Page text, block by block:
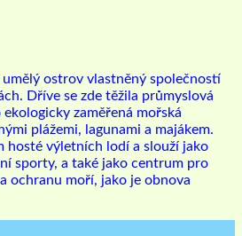
ostrov vlastněný společností
Dříve se zde těžila průmyslová
zaměřená mořská
plážemi, lagunami a majákem.
hosté výletních lodí a slouží jako
sporty, a také jako centrum pro
ochranu moří, jako je obnova